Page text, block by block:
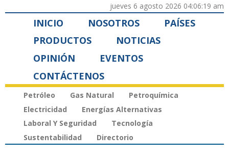
jueves 6 agosto 2026 04:06:19 am
INICIO NOSOTROS
PAÍSES
PRODUCTOS
NOTICIAS
OPINIÓN
EVENTOS
CONTÁCTENOS
Petróleo Gas Natural
Petroquímica
Electricidad
Energías Alternativas
Laboral Y Seguridad
Tecnología
Sustentabilidad
Directorio